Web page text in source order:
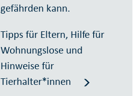
gefährden kann.
Tipps für Eltern, Hilfe für
Wohnungslose und
Hinweise für
Tierhalter*innen